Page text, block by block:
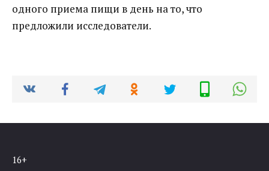
одного приема пищи в день на то, что
предложили исследователи.
16+